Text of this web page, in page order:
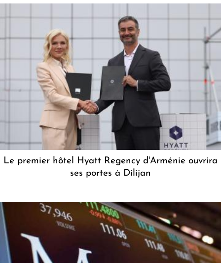
Le premier hôtel Hyatt Regency d'Arménie ouvrira
ses portes à Dilijan